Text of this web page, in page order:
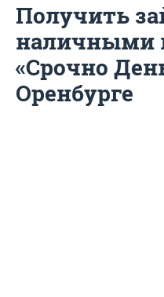
Получить
наличными
«Срочно
Оренбурге